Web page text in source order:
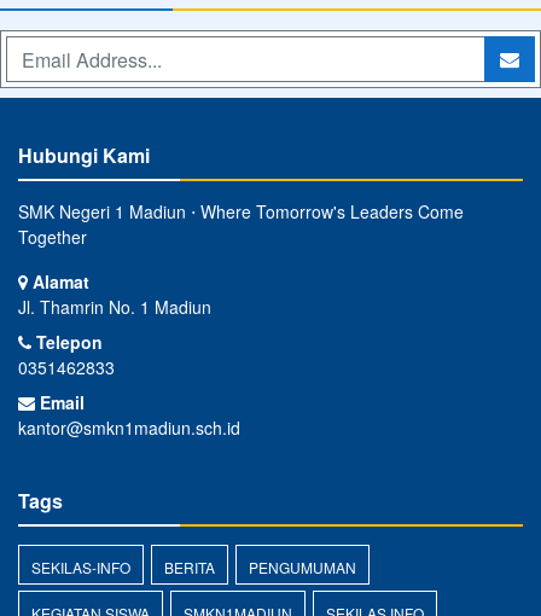
Hubungi Kami
SMK Negeri 1 Madiun ⋅ Where Tomorrow's Leaders Come
Together
Alamat
Jl. Thamrin No. 1 Madiun
Telepon
0351462833
Email
kantor@smkn1madiun.sch.id
Tags
SEKILAS-INFO BERITA PENGUMUMAN